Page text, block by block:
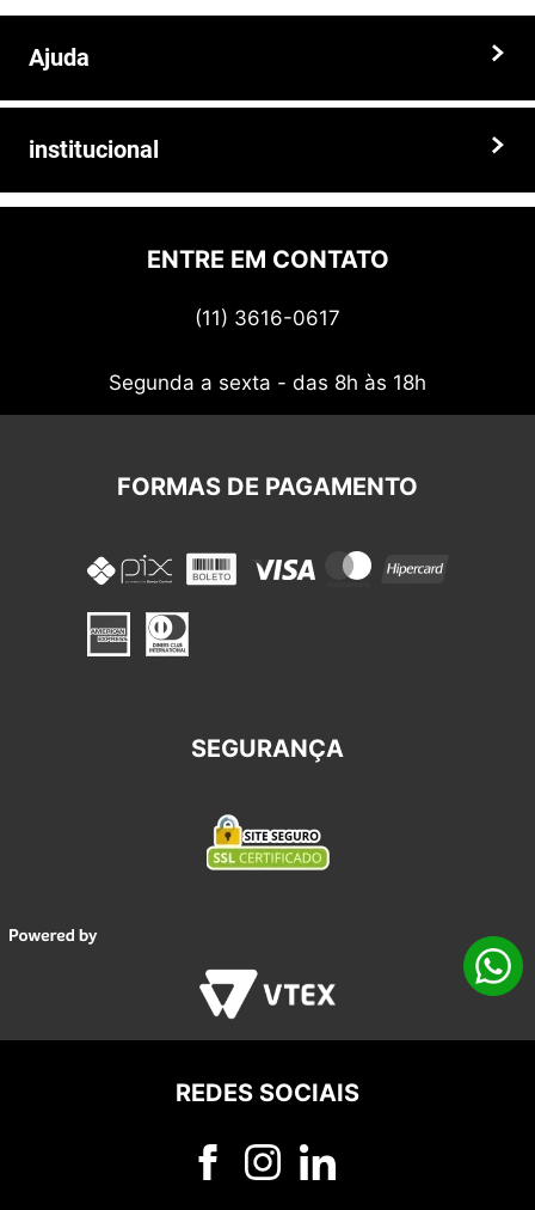
personalizado, com equipe de profissionais altamente capacitados
Somos a solução ideal para quem busca peças e acessórios agrícolas
Ajuda
Prazos e entregas
institucional
Quem somos
Politica de privacidadeENTRE EM CONTATO
(11) 3616-0617
Segunda a sexta - das 8h às 18h
FORMAS DE PAGAMENTO
SEGURANÇA
REDES SOCIAIS